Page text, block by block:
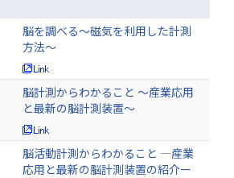
脳を調べる〜磁気を利用した計測
方法〜
脳計測からわかること ～産業応用
と最新の脳計測装置〜
脳活動計測からわかること ―産業
応用と最新の脳計測装置の紹介ー